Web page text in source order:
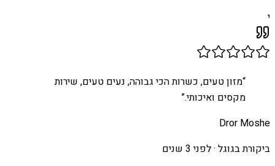
י
“מזון טעים, כשרות הכי גבוהה, נעים טעים, שירות
מקסים ואיכותי.”
Dror Moshe
ביקורת בגוגל ·לפני 3 שנים